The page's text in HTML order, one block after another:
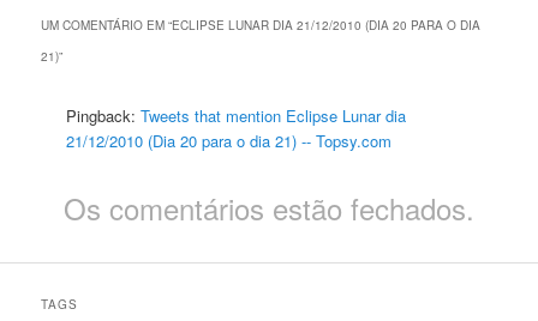
UM COMENTÁRIO EM “ECLIPSE LUNAR DIA 21/12/2010 (DIA 20 PARA O DIA
21)”
Pingback:Tweets that mention Eclipse Lunar dia
21/12/2010 (Dia 20 para o dia 21) -- Topsy.com
Os comentários estão fechados.
TAGS